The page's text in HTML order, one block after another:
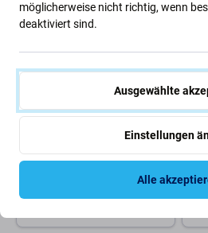
PanzerGlass
Samsung Galaxy S25 Ultra,
möglicherweise nicht richtig, wenn
deaktiviert sind.
Ausgewählte
Einstellungen
Alle